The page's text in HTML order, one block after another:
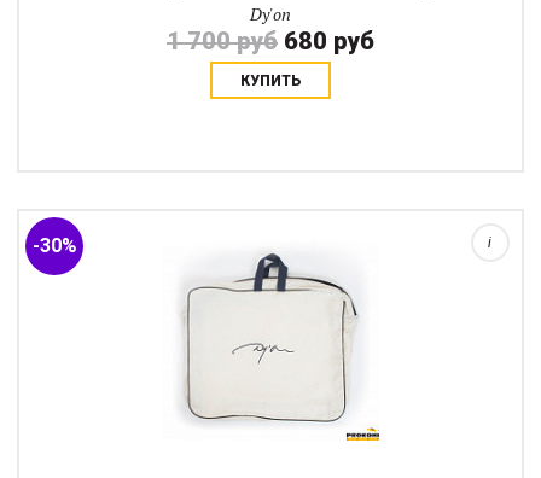
Dy'on
1 700 руб 680 руб
КУПИТЬ
-30% i